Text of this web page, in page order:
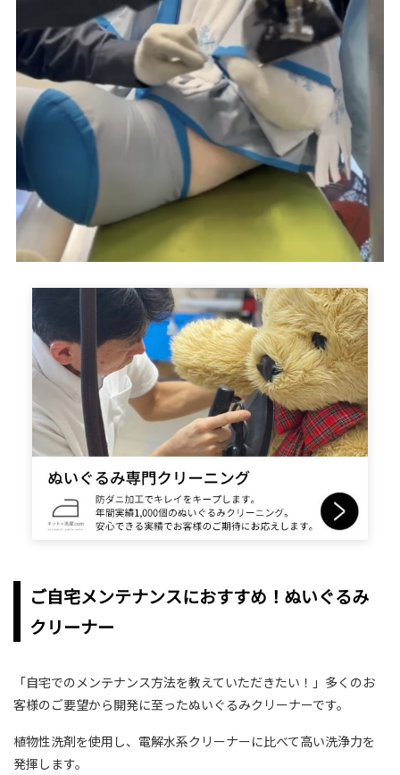
ご自宅メンテナンスにおすすめ！ぬいぐるみ
クリーナー
「自宅でのメンテナンス方法を教えていただきたい！」多くのお
客様のご要望から開発に至ったぬいぐるみクリーナーです。
植物性洗剤を使用し、電解水系クリーナーに比べて高い洗浄力を
発揮します。